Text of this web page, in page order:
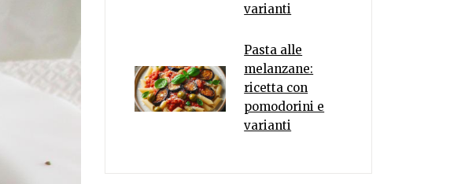
varianti
Pasta alle
melanzane:
ricetta con
pomodorini e
varianti